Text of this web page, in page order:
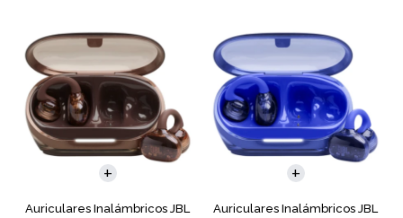
Auriculares Inalámbricos JBL
Auriculares Inalámbricos JBL